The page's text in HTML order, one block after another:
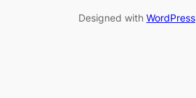
Designed with WordPress